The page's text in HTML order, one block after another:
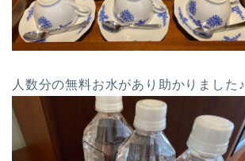
人数分の無料お水があり助かりました♪